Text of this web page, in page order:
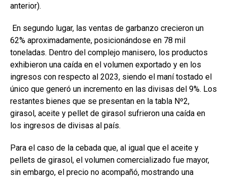
anterior).
En segundo lugar, las ventas de garbanzo crecieron un
62% aproximadamente, posicionándose en 78 mil
toneladas. Dentro del complejo manisero, los productos
exhibieron una caída en el volumen exportado y en los
ingresos con respecto al 2023, siendo el maní tostado el
único que generó un incremento en las divisas del 9%. Los
restantes bienes que se presentan en la tabla Nº2,
girasol, aceite y pellet de girasol sufrieron una caída en
los ingresos de divisas al país.
Para el caso de la cebada que, al igual que el aceite y
pellets de girasol, el volumen comercializado fue mayor,
sin embargo, el precio no acompañó, mostrando una